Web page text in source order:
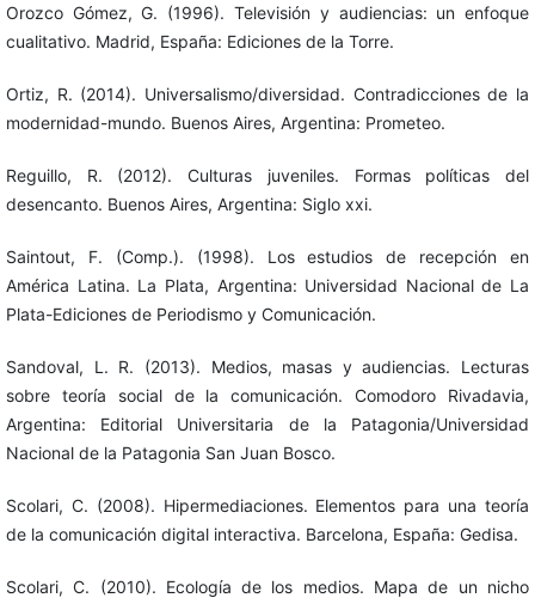
Orozco Gómez, G. (1996). Televisión y audiencias: un enfoque
cualitativo. Madrid, España: Ediciones de la Torre.
Ortiz, R. (2014). Universalismo/diversidad. Contradicciones de la
modernidad-mundo. Buenos Aires, Argentina: Prometeo.
Reguillo, R. (2012). Culturas juveniles. Formas políticas del
desencanto. Buenos Aires, Argentina: Siglo xxi.
Saintout, F. (Comp.). (1998). Los estudios de recepción en
América Latina. La Plata, Argentina: Universidad Nacional de La
Plata-Ediciones de Periodismo y Comunicación.
Sandoval, L. R. (2013). Medios, masas y audiencias. Lecturas
sobre teoría social de la comunicación. Comodoro Rivadavia,
Argentina: Editorial Universitaria de la Patagonia/Universidad
Nacional de la Patagonia San Juan Bosco.
Scolari, C. (2008). Hipermediaciones. Elementos para una teoría
de la comunicación digital interactiva. Barcelona, España: Gedisa.
Scolari, C. (2010). Ecología de los medios. Mapa de un nicho